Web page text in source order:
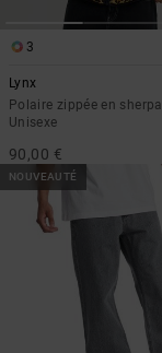
3
Lynx
Polaire zippée en
Unisexe
90,00 €
NOUVEAUTÉ